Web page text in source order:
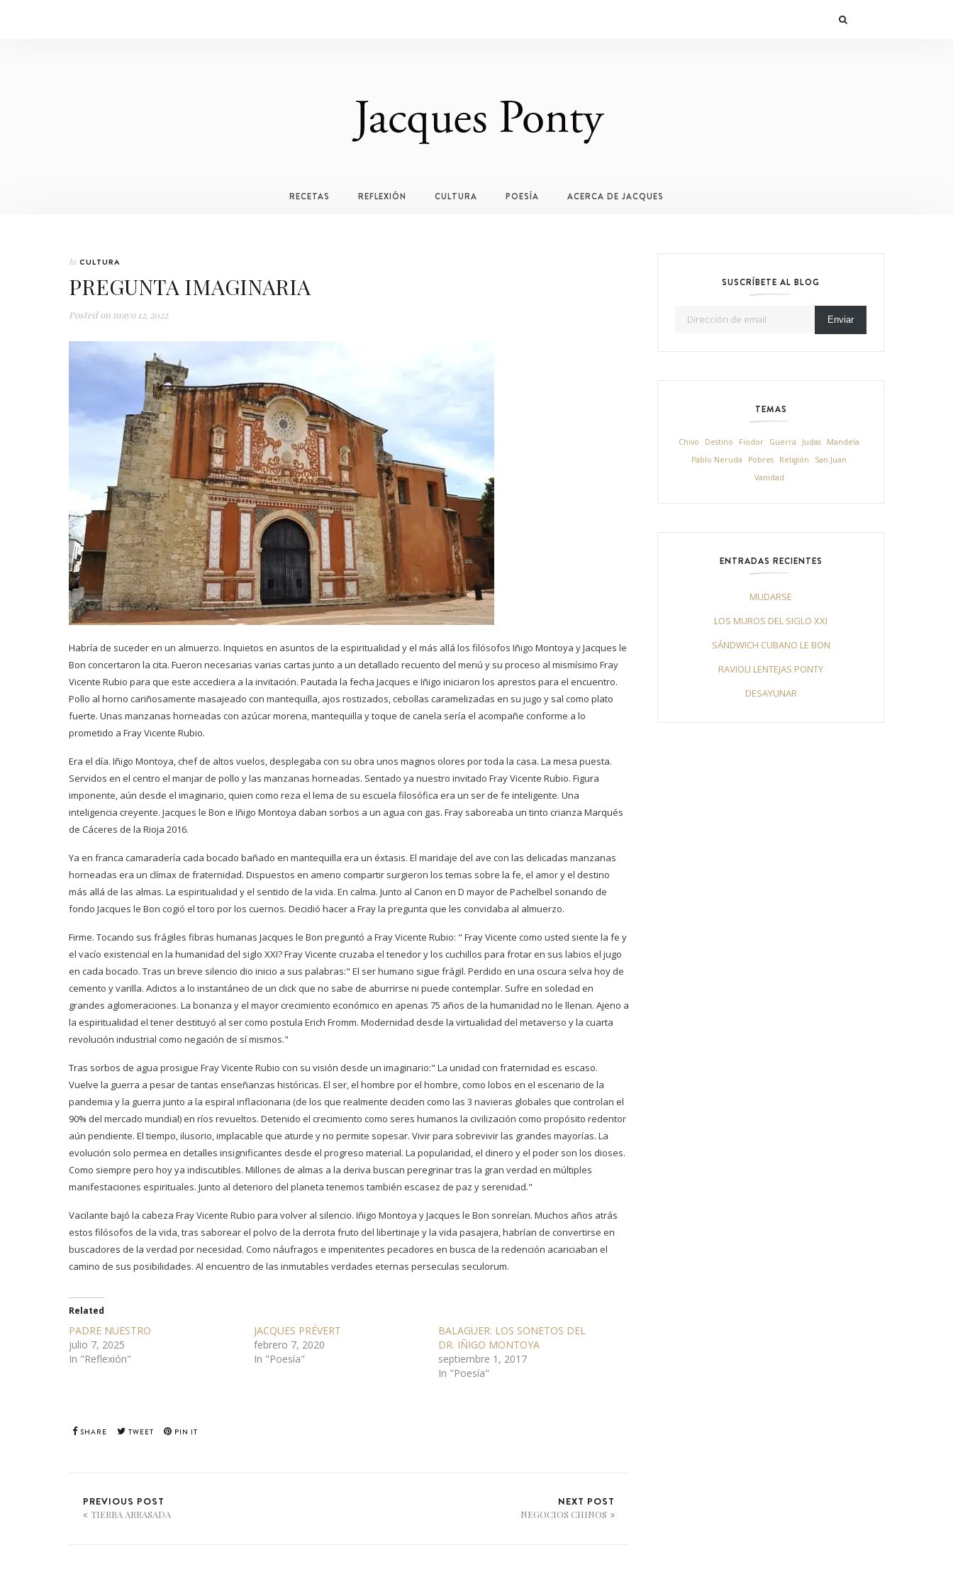
RECETAS REFLEXIÓN CULTURA POESÍA ACERCA DE JACQUES
In CULTURA
PREGUNTA IMAGINARIA
Posted on mayo 12, 2022
Habría de suceder en un almuerzo. Inquietos en asuntos de la espiritualidad y el más allá los filósofos Iñigo Montoya y Jacques le
Bon concertaron la cita. Fueron necesarias varias cartas junto a un detallado recuento del menú y su proceso al mismísimo Fray
Vicente Rubio para que este accediera a la invitación. Pautada la fecha Jacques e Iñigo iniciaron los aprestos para el encuentro.
Pollo al horno cariñosamente masajeado con mantequilla, ajos rostizados, cebollas caramelizadas en su jugo y sal como plato
fuerte. Unas manzanas horneadas con azúcar morena, mantequilla y toque de canela sería el acompañe conforme a lo
prometido a Fray Vicente Rubio.
Era el día. Iñigo Montoya, chef de altos vuelos, desplegaba con su obra unos magnos olores por toda la casa. La mesa puesta.
Servidos en el centro el manjar de pollo y las manzanas horneadas. Sentado ya nuestro invitado Fray Vicente Rubio. Figura
imponente, aún desde el imaginario, quien como reza el lema de su escuela filosófica era un ser de fe inteligente. Una
inteligencia creyente. Jacques le Bon e Iñigo Montoya daban sorbos a un agua con gas. Fray saboreaba un tinto crianza Marqués
de Cáceres de la Rioja 2016.
Ya en franca camaradería cada bocado bañado en mantequilla era un éxtasis. El maridaje del ave con las delicadas manzanas
horneadas era un clímax de fraternidad. Dispuestos en ameno compartir surgieron los temas sobre la fe, el amor y el destino
más allá de las almas. La espiritualidad y el sentido de la vida. En calma. Junto al Canon en D mayor de Pachelbel sonando de
fondo Jacques le Bon cogió el toro por los cuernos. Decidió hacer a Fray la pregunta que les convidaba al almuerzo.
Firme. Tocando sus frágiles fibras humanas Jacques le Bon preguntó a Fray Vicente Rubio: " Fray Vicente como usted siente la fe y
el vacío existencial en la humanidad del siglo XXI? Fray Vicente cruzaba el tenedor y los cuchillos para frotar en sus labios el jugo
en cada bocado. Tras un breve silencio dio inicio a sus palabras:" El ser humano sigue frágil. Perdido en una oscura selva hoy de
cemento y varilla. Adictos a lo instantáneo de un click que no sabe de aburrirse ni puede contemplar. Sufre en soledad en
grandes aglomeraciones. La bonanza y el mayor crecimiento económico en apenas 75 años de la humanidad no le llenan. Ajeno a
la espiritualidad el tener destituyó al ser como postula Erich Fromm. Modernidad desde la virtualidad del metaverso y la cuarta
revolución industrial como negación de sí mismos."
Tras sorbos de agua prosigue Fray Vicente Rubio con su visión desde un imaginario:" La unidad con fraternidad es escaso.
Vuelve la guerra a pesar de tantas enseñanzas históricas. El ser, el hombre por el hombre, como lobos en el escenario de la
pandemia y la guerra junto a la espiral inflacionaria (de los que realmente deciden como las 3 navieras globales que controlan el
90% del mercado mundial) en ríos revueltos. Detenido el crecimiento como seres humanos la civilización como propósito redentor
aún pendiente. El tiempo, ilusorio, implacable que aturde y no permite sopesar. Vivir para sobrevivir las grandes mayorías. La
evolución solo permea en detalles insignificantes desde el progreso material. La popularidad, el dinero y el poder son los dioses.
Como siempre pero hoy ya indiscutibles. Millones de almas a la deriva buscan peregrinar tras la gran verdad en múltiples
manifestaciones espirituales. Junto al deterioro del planeta tenemos también escasez de paz y serenidad."
Vacilante bajó la cabeza Fray Vicente Rubio para volver al silencio. Iñigo Montoya y Jacques le Bon sonreían. Muchos años atrás
estos filósofos de la vida, tras saborear el polvo de la derrota fruto del libertinaje y la vida pasajera, habrían de convertirse en
buscadores de la verdad por necesidad. Como náufragos e impenitentes pecadores en busca de la redención acariciaban el
camino de sus posibilidades. Al encuentro de las inmutables verdades eternas perseculas seculorum.
Related
PADRE NUESTRO
julio 7, 2025
In "Reflexión"
JACQUES PRÉVERT
febrero 7, 2020
In "Poesía"
BALAGUER: LOS SONETOS DEL
DR. IÑIGO MONTOYA
septiembre 1, 2017
In "Poesía"
SHARE TWEET PIN IT
PREVIOUS POST
TIERRA ARRASADA
NEXT POST
NEGOCIOS CHINOS
SUSCRÍBETE AL BLOG
Enviar
TEMAS
Chivo Destino Fiodor Guerra Judas
Mandela
Pablo Neruda
Pobres Religión
San Juan
Vanidad
ENTRADAS RECIENTES
MUDARSE
LOS MUROS DEL SIGLO XXI
SÁNDWICH CUBANO LE BON
RAVIOLI LENTEJAS PONTY
DESAYUNAR